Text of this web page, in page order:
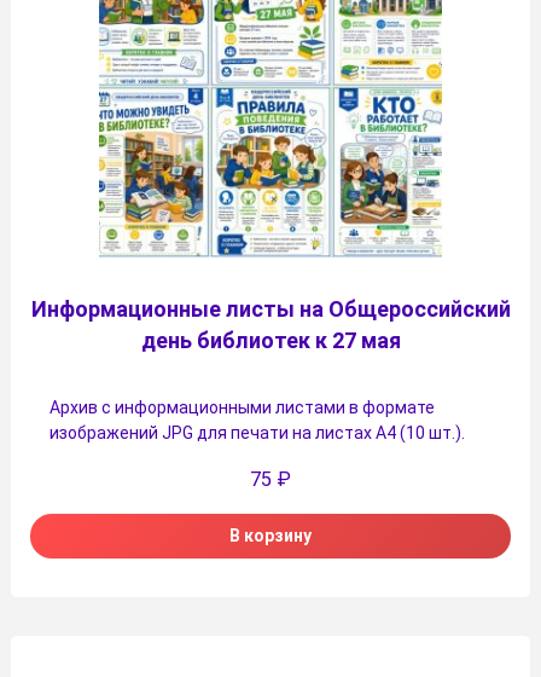
Информационные листы на Общероссийский
день библиотек к 27 мая
Архив с информационными листами в формате
изображений JPG для печати на листах A4 (10 шт.).
75 ₽
В корзину